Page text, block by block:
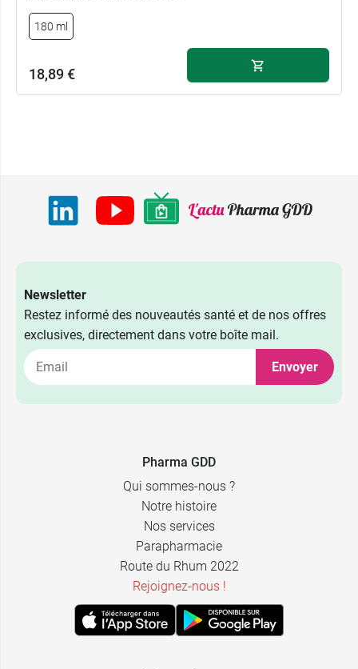
180 ml
18,89 €
Newsletter
Restez informé des nouveautés santé et de nos offres
exclusives, directement dans votre boîte mail.
Envoyer
Pharma GDD
Qui sommes-nous ?
Notre histoire
Nos services
Parapharmacie
Route du Rhum 2022
Rejoignez-nous !